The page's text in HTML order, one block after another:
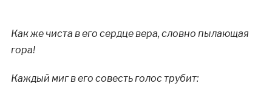
Как же чиста в его сердце вера, словно пылающая
гора!
Каждый миг в его совесть голос трубит: